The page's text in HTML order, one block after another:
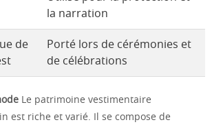
la narration
de
Porté lors de cérémonies et
de célébrations
Le patrimoine vestimentaire
est riche et varié. Il se compose de